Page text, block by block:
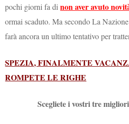
pochi giorni fa dinon aver avuto
ormai scaduto. Ma secondo La
farà ancora un ultimo tentativo per
SPEZIA, FINALMENTE
ROMPETE LE RIGHE
Scegliete i vostri tre